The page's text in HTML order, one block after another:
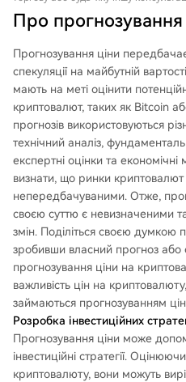
Про прогнозування
Прогнозування ціни
спекуляції на майбутній
мають на меті оцінити
криптовалют, таких як Bitcoin
прогнозів використовуються
технічний аналіз,
експертні оцінки та
визнати, що ринки
непередбачуваними. Отже,
своєю суттю є невизначеними
змін. Поділіться своєю думкою
зробивши власний прогноз або
прогнозування ціни на
важливість цін на криптовалюту,
займаються прогнозуванням
Розробка інвестиційних
Прогнозування ціни може
інвестиційні стратегії.
криптовалюту, вони можуть